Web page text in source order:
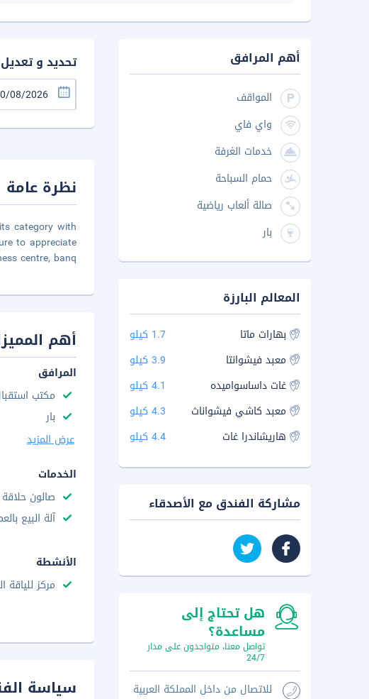
تحديد و
نظرة عامة
category with
to appreciate
centre, banq
أهم
المرافق
مكتب استقبال
بار
عرض المزيد
الخدمات
صالون
آلة البيع
الأنشطة
مركز للياقة
سياسة
أهم المرافق
المواقف
واي فاي
خدمات الغرفة
حمام السباحة
صالة ألعاب رياضية
بار
المعالم البارزة
بهارات ماتا
1.7 كيلو
معبد فيشوانتا
3.9 كيلو
غات داساسواميده
4.1 كيلو
معبد كاشي فيشواناث
4.3 كيلو
هاريشاندرا غات
4.4 كيلو
مشاركة الفندق مع الأصدقاء
هل تحتاج إلى
مساعدة؟
تواصل معنا، متواجدون على مدار
24/7
للاتصال من داخل المملكة العربية